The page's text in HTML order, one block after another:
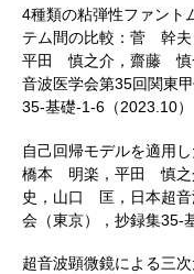
4種類の粘弾性ファント
テム間の比較：菅 幹
平田 慎之介，齋藤 慎
音波医学会第35回関東
35-基礎-1-6（2023.10）
自己回帰モデルを適用
橋本 明楽，平田 慎
史，山口 匡，日本超音
会（東京），抄録集35-
超音波顕微鏡による三